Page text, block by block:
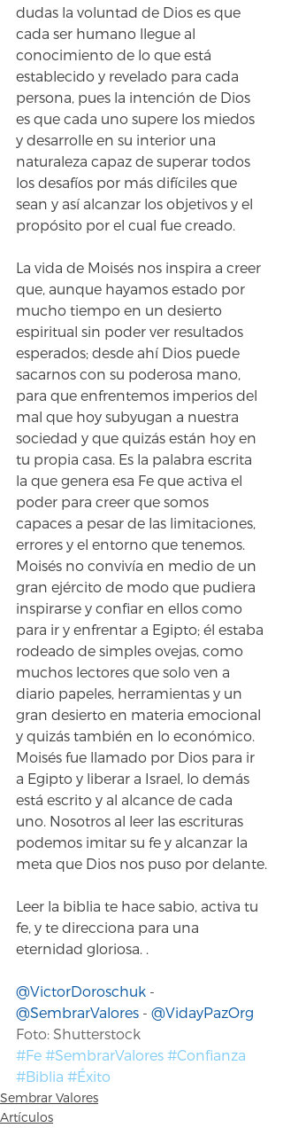
dudas la voluntad de Dios es que
cada ser humano llegue al
conocimiento de lo que está
establecido y revelado para cada
persona, pues la intención de Dios
es que cada uno supere los miedos
y desarrolle en su interior una
naturaleza capaz de superar todos
los desafíos por más difíciles que
sean y así alcanzar los objetivos y el
propósito por el cual fue creado.
La vida de Moisés nos inspira a creer
que, aunque hayamos estado por
mucho tiempo en un desierto
espiritual sin poder ver resultados
esperados; desde ahí Dios puede
sacarnos con su poderosa mano,
para que enfrentemos imperios del
mal que hoy subyugan a nuestra
sociedad y que quizás están hoy en
tu propia casa. Es la palabra escrita
la que genera esa Fe que activa el
poder para creer que somos
capaces a pesar de las limitaciones,
errores y el entorno que tenemos.
Moisés no convivía en medio de un
gran ejército de modo que pudiera
inspirarse y confiar en ellos como
para ir y enfrentar a Egipto; él estaba
rodeado de simples ovejas, como
muchos lectores que solo ven a
diario papeles, herramientas y un
gran desierto en materia emocional
y quizás también en lo económico.
Moisés fue llamado por Dios para ir
a Egipto y liberar a Israel, lo demás
está escrito y al alcance de cada
uno. Nosotros al leer las escrituras
podemos imitar su fe y alcanzar la
meta que Dios nos puso por delante.
Leer la biblia te hace sabio, activa tu
fe, y te direcciona para una
eternidad gloriosa. .
@VictorDoroschuk -
@SembrarValores - @VidayPazOrg
Foto: Shutterstock
#Fe #SembrarValores #Confianza
#Biblia #Éxito
Sembrar Valores
Artículos